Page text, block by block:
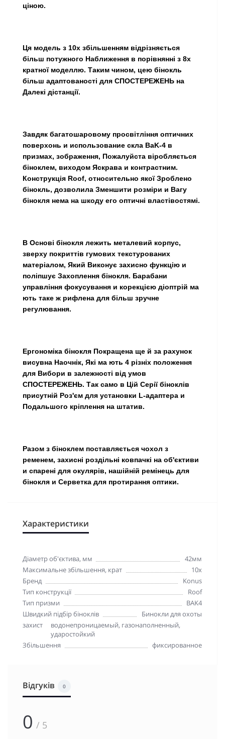
ціною.
Ця модель з 10х збільшенням відрізняється
більш потужного Наближення в порівнянні з 8х
кратної моделлю. Таким чином, цею бінокль
більш адаптованості для СПОСТЕРЕЖЕНЬ на
Далекі дістанції.
Завдяк багатошаровому просвітління оптичних
поверхонь и использование скла BaK-4 в
призмах, зображення, Пожалуйста віробляється
біноклем, виходом Яскрава и контрастним.
Конструкція Roof, относительно якої Зроблено
бінокль, дозволила Зменшити розміри и Вагу
бінокля нема на шкоду его оптичні властівостямі.
В Основі бінокля лежить металевий корпус,
зверху покриттів гумових текстурованих
матеріалом, Який Виконує захисно функцію и
поліпшує Захоплення бінокля. Барабани
управління фокусування и корекцією діоптрій ма
ють таке ж рифлена для більш зручне
регулювання.
Ергономіка бінокля Покращена ще й за рахунок
висувна Наочнік, Які ма ють 4 різніх положення
для Вибори в залежності від умов
СПОСТЕРЕЖЕНЬ. Так само в Цій Серії біноклів
присутній Роз'єм для установки L-адаптера и
Подальшого кріплення на штатив.
Разом з біноклем поставляється чохол з
ременем, захисні роздільні ковпачкі на об'єктиви
и спарені для окулярів, нашійній ремінець для
бінокля и Серветка для протирання оптики.
Характеристики
Діаметр об'єктива, мм
42мм
Максимальне збільшення, крат
10x
Бренд
Konus
Тип конструкції
Roof
Тип призми
BAK4
Швидкий підбір біноклів
Бинокли для охоты
захист
водонепроницаемый, газонаполненный,
ударостойкий
Збільшення
фиксированное
Відгуків 0
0 / 5